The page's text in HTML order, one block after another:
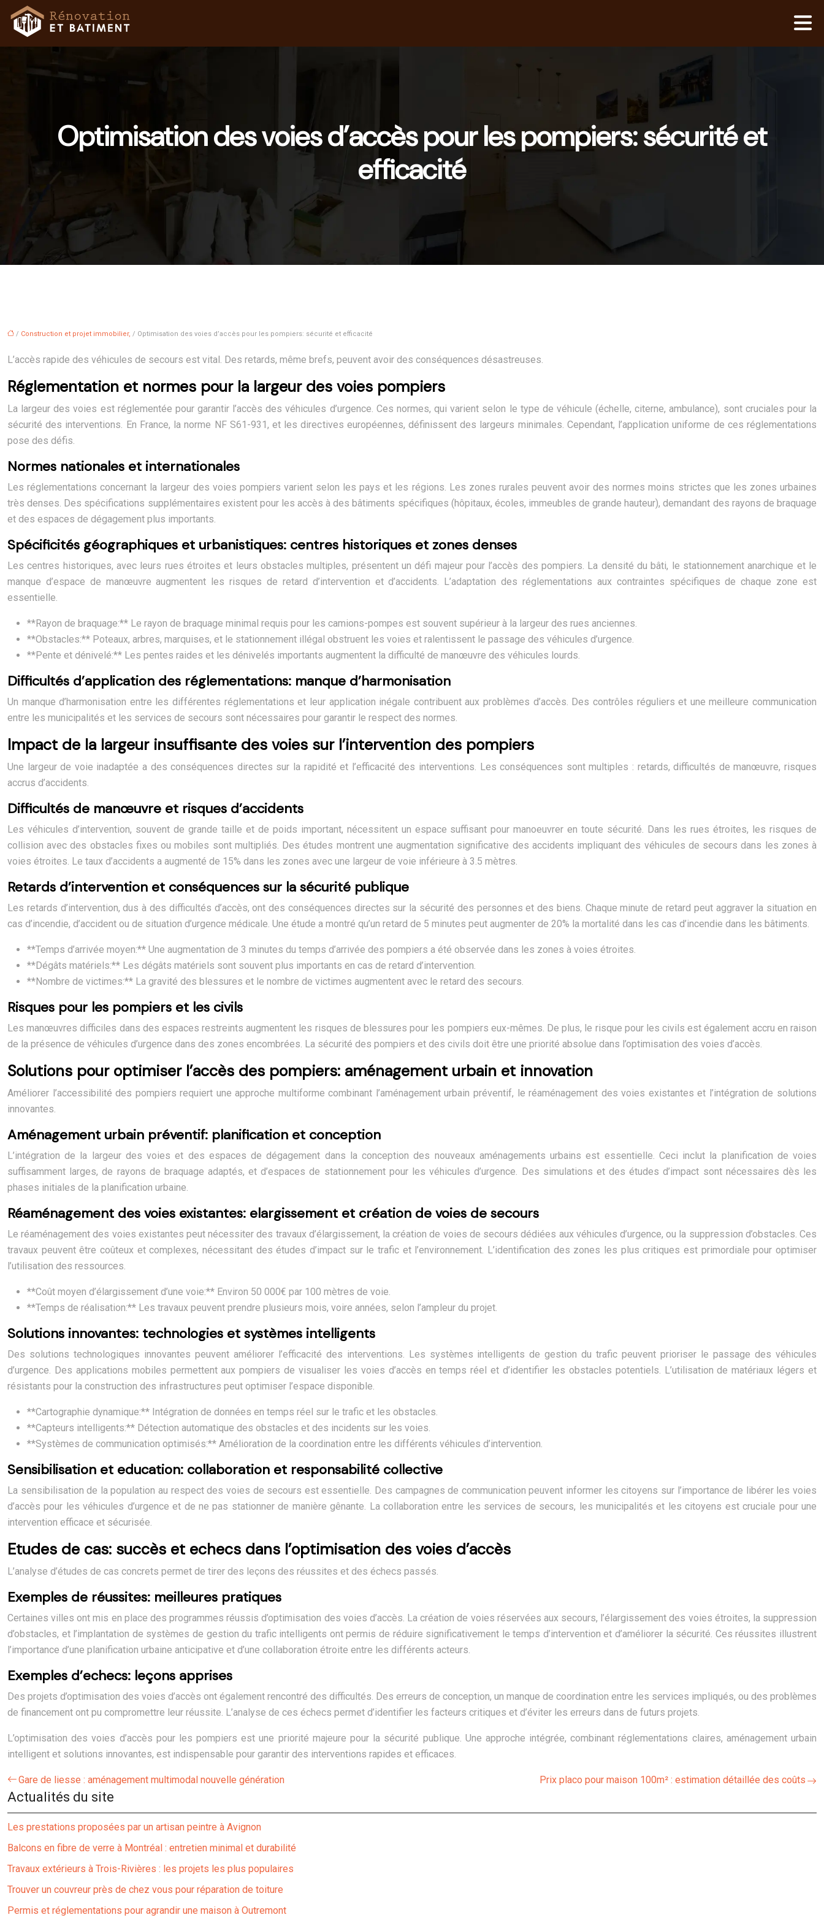
Optimisation des voies d’accès pour les pompiers: sécurité et
efficacité
/ Construction et projet immobilier, / Optimisation des voies d’accès pour les pompiers: sécurité et efficacité
L’accès rapide des véhicules de secours est vital. Des retards, même brefs, peuvent avoir des conséquences désastreuses.
Réglementation et normes pour la largeur des voies pompiers
La largeur des voies est réglementée pour garantir l’accès des véhicules d’urgence. Ces normes, qui varient selon le type de véhicule (échelle, citerne, ambulance), sont cruciales pour la
sécurité des interventions. En France, la norme NF S61-931, et les directives européennes, définissent des largeurs minimales. Cependant, l’application uniforme de ces réglementations
pose des défis.
Normes nationales et internationales
Les réglementations concernant la largeur des voies pompiers varient selon les pays et les régions. Les zones rurales peuvent avoir des normes moins strictes que les zones urbaines
très denses. Des spécifications supplémentaires existent pour les accès à des bâtiments spécifiques (hôpitaux, écoles, immeubles de grande hauteur), demandant des rayons de braquage
et des espaces de dégagement plus importants.
Spécificités géographiques et urbanistiques: centres historiques et zones denses
Les centres historiques, avec leurs rues étroites et leurs obstacles multiples, présentent un défi majeur pour l’accès des pompiers. La densité du bâti, le stationnement anarchique et le
manque d’espace de manœuvre augmentent les risques de retard d’intervention et d’accidents. L’adaptation des réglementations aux contraintes spécifiques de chaque zone est
essentielle.
**Rayon de braquage:** Le rayon de braquage minimal requis pour les camions-pompes est souvent supérieur à la largeur des rues anciennes.
**Obstacles:** Poteaux, arbres, marquises, et le stationnement illégal obstruent les voies et ralentissent le passage des véhicules d’urgence.
**Pente et dénivelé:** Les pentes raides et les dénivelés importants augmentent la difficulté de manœuvre des véhicules lourds.
Difficultés d’application des réglementations: manque d’harmonisation
Un manque d’harmonisation entre les différentes réglementations et leur application inégale contribuent aux problèmes d’accès. Des contrôles réguliers et une meilleure communication
entre les municipalités et les services de secours sont nécessaires pour garantir le respect des normes.
Impact de la largeur insuffisante des voies sur l’intervention des pompiers
Une largeur de voie inadaptée a des conséquences directes sur la rapidité et l’efficacité des interventions. Les conséquences sont multiples : retards, difficultés de manœuvre, risques
accrus d’accidents.
Difficultés de manœuvre et risques d’accidents
Les véhicules d’intervention, souvent de grande taille et de poids important, nécessitent un espace suffisant pour manoeuvrer en toute sécurité. Dans les rues étroites, les risques de
collision avec des obstacles fixes ou mobiles sont multipliés. Des études montrent une augmentation significative des accidents impliquant des véhicules de secours dans les zones à
voies étroites. Le taux d’accidents a augmenté de 15% dans les zones avec une largeur de voie inférieure à 3.5 mètres.
Retards d’intervention et conséquences sur la sécurité publique
Les retards d’intervention, dus à des difficultés d’accès, ont des conséquences directes sur la sécurité des personnes et des biens. Chaque minute de retard peut aggraver la situation en
cas d’incendie, d’accident ou de situation d’urgence médicale. Une étude a montré qu’un retard de 5 minutes peut augmenter de 20% la mortalité dans les cas d’incendie dans les bâtiments.
**Temps d’arrivée moyen:** Une augmentation de 3 minutes du temps d’arrivée des pompiers a été observée dans les zones à voies étroites.
**Dégâts matériels:** Les dégâts matériels sont souvent plus importants en cas de retard d’intervention.
**Nombre de victimes:** La gravité des blessures et le nombre de victimes augmentent avec le retard des secours.
Risques pour les pompiers et les civils
Les manœuvres difficiles dans des espaces restreints augmentent les risques de blessures pour les pompiers eux-mêmes. De plus, le risque pour les civils est également accru en raison
de la présence de véhicules d’urgence dans des zones encombrées. La sécurité des pompiers et des civils doit être une priorité absolue dans l’optimisation des voies d’accès.
Solutions pour optimiser l’accès des pompiers: aménagement urbain et innovation
Améliorer l’accessibilité des pompiers requiert une approche multiforme combinant l’aménagement urbain préventif, le réaménagement des voies existantes et l’intégration de solutions
innovantes.
Aménagement urbain préventif: planification et conception
L’intégration de la largeur des voies et des espaces de dégagement dans la conception des nouveaux aménagements urbains est essentielle. Ceci inclut la planification de voies
suffisamment larges, de rayons de braquage adaptés, et d’espaces de stationnement pour les véhicules d’urgence. Des simulations et des études d’impact sont nécessaires dès les
phases initiales de la planification urbaine.
Réaménagement des voies existantes: elargissement et création de voies de secours
Le réaménagement des voies existantes peut nécessiter des travaux d’élargissement, la création de voies de secours dédiées aux véhicules d’urgence, ou la suppression d’obstacles. Ces
travaux peuvent être coûteux et complexes, nécessitant des études d’impact sur le trafic et l’environnement. L’identification des zones les plus critiques est primordiale pour optimiser
l’utilisation des ressources.
**Coût moyen d’élargissement d’une voie:** Environ 50 000€ par 100 mètres de voie.
**Temps de réalisation:** Les travaux peuvent prendre plusieurs mois, voire années, selon l’ampleur du projet.
Solutions innovantes: technologies et systèmes intelligents
Des solutions technologiques innovantes peuvent améliorer l’efficacité des interventions. Les systèmes intelligents de gestion du trafic peuvent prioriser le passage des véhicules
d’urgence. Des applications mobiles permettent aux pompiers de visualiser les voies d’accès en temps réel et d’identifier les obstacles potentiels. L’utilisation de matériaux légers et
résistants pour la construction des infrastructures peut optimiser l’espace disponible.
**Cartographie dynamique:** Intégration de données en temps réel sur le trafic et les obstacles.
**Capteurs intelligents:** Détection automatique des obstacles et des incidents sur les voies.
**Systèmes de communication optimisés:** Amélioration de la coordination entre les différents véhicules d’intervention.
Sensibilisation et education: collaboration et responsabilité collective
La sensibilisation de la population au respect des voies de secours est essentielle. Des campagnes de communication peuvent informer les citoyens sur l’importance de libérer les voies
d’accès pour les véhicules d’urgence et de ne pas stationner de manière gênante. La collaboration entre les services de secours, les municipalités et les citoyens est cruciale pour une
intervention efficace et sécurisée.
Etudes de cas: succès et echecs dans l’optimisation des voies d’accès
L’analyse d’études de cas concrets permet de tirer des leçons des réussites et des échecs passés.
Exemples de réussites: meilleures pratiques
Certaines villes ont mis en place des programmes réussis d’optimisation des voies d’accès. La création de voies réservées aux secours, l’élargissement des voies étroites, la suppression
d’obstacles, et l’implantation de systèmes de gestion du trafic intelligents ont permis de réduire significativement le temps d’intervention et d’améliorer la sécurité. Ces réussites illustrent
l’importance d’une planification urbaine anticipative et d’une collaboration étroite entre les différents acteurs.
Exemples d’echecs: leçons apprises
Des projets d’optimisation des voies d’accès ont également rencontré des difficultés. Des erreurs de conception, un manque de coordination entre les services impliqués, ou des problèmes
de financement ont pu compromettre leur réussite. L’analyse de ces échecs permet d’identifier les facteurs critiques et d’éviter les erreurs dans de futurs projets.
L’optimisation des voies d’accès pour les pompiers est une priorité majeure pour la sécurité publique. Une approche intégrée, combinant réglementations claires, aménagement urbain
intelligent et solutions innovantes, est indispensable pour garantir des interventions rapides et efficaces.
Gare de liesse : aménagement multimodal nouvelle génération Prix placo pour maison 100m² : estimation détaillée des coûts
Actualités du site
Les prestations proposées par un artisan peintre à Avignon
Balcons en fibre de verre à Montréal : entretien minimal et durabilité
Travaux extérieurs à Trois-Rivières : les projets les plus populaires
Trouver un couvreur près de chez vous pour réparation de toiture
Permis et réglementations pour agrandir une maison à Outremont